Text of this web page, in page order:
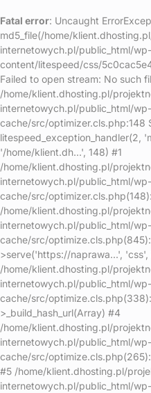
Fatal error: Uncaught
md5_file(/home/
internetowych.pl/public_html/wp-
content/litespeed/css/
Failed to open stream: No such
/home/klient.dhosting.pl/
internetowych.pl/public_html/
cache/src/
litespeed_exception_handler(2,
'/home/klient.dh...', 148) #1
/home/klient.dhosting.pl/
internetowych.pl/public_html/
cache/src/
/home/klient.dhosting.pl/
internetowych.pl/public_html/
cache/src/
>serve('https://naprawa...',
/home/klient.dhosting.pl/
internetowych.pl/public_html/
cache/src/
>_build_hash_url(Array) #4
/home/klient.dhosting.pl/
internetowych.pl/public_html/
cache/src/
#5 /home/klient.dhosting.pl/
internetowych.pl/public_html/